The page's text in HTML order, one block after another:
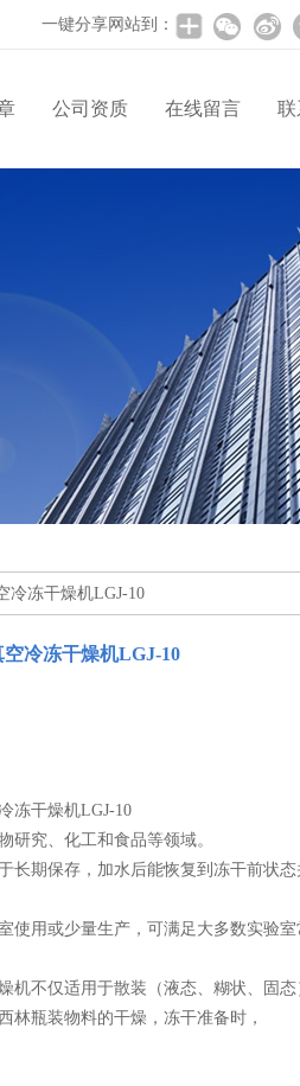
一键分享网站到：
公司资质 在线留言 联
冷冻干燥机LGJ-10
冷冻干燥机LGJ-10
冻干燥机LGJ-10
研究、化工和食品等领域。
长期保存，加水后能恢复到冻干前状
使用或少量生产，可满足大多数实验
机不仅适用于散装（液态、糊状、固
林瓶装物料的干燥，冻干准备时，